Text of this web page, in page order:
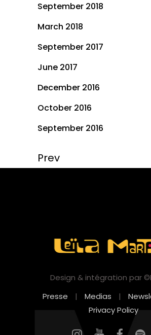
September 2018
March 2018
September 2017
June 2017
December 2016
October 2016
September 2016
Prev
Design & intégration par
Presse
| Medias |
Privacy Policy